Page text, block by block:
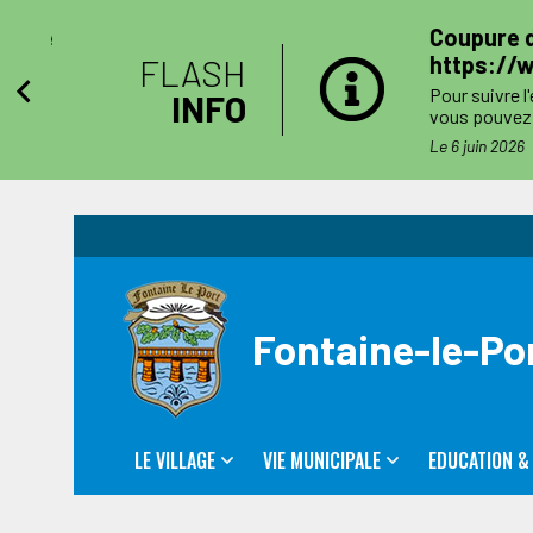
FLASH
INFO
Coupure
https://
Pour suivre
vous pouvez
côtés. Toutefois
Le jour des
Le 6 juin 2026
Fontaine-le-
LE VILLAGE VIE MUNICIPALE EDUCATION